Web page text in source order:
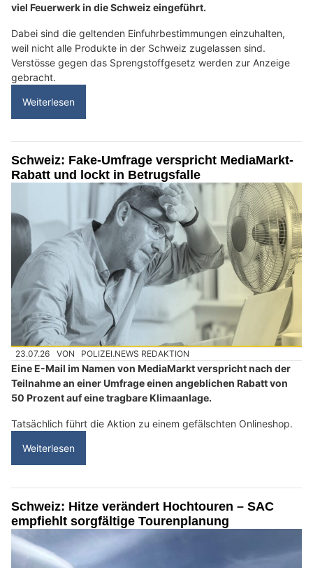
viel Feuerwerk in die Schweiz eingeführt.
Dabei sind die geltenden Einfuhrbestimmungen einzuhalten,
weil nicht alle Produkte in der Schweiz zugelassen sind.
Verstösse gegen das Sprengstoffgesetz werden zur Anzeige
gebracht.
Weiterlesen
Schweiz: Fake-Umfrage verspricht MediaMarkt-
Rabatt und lockt in Betrugsfalle
23.07.26 VON POLIZEI.NEWS REDAKTION
Eine E-Mail im Namen von MediaMarkt verspricht nach der
Teilnahme an einer Umfrage einen angeblichen Rabatt von
50 Prozent auf eine tragbare Klimaanlage.
Tatsächlich führt die Aktion zu einem gefälschten Onlineshop.
Weiterlesen
Schweiz: Hitze verändert Hochtouren – SAC
empfiehlt sorgfältige Tourenplanung